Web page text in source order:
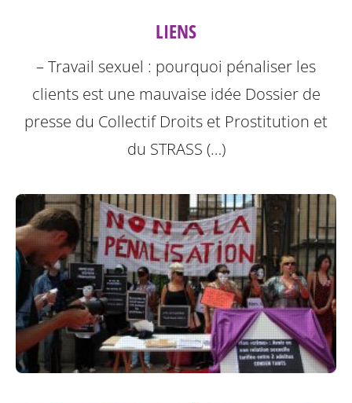
LIENS
– Travail sexuel : pourquoi pénaliser les
clients est une mauvaise idée Dossier de
presse du Collectif Droits et Prostitution et
du STRASS (…)